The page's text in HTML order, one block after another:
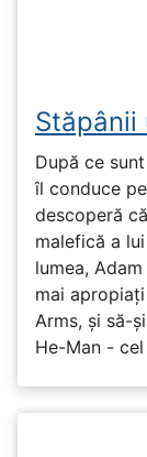
Stăpânii
După ce
îl conduce
descoperă
malefică a
lumea,
mai
Arms, și să-
He-Man -